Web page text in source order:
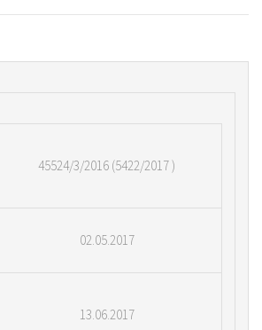
45524/3/2016 (5422/2017 )
02.05.2017
13.06.2017